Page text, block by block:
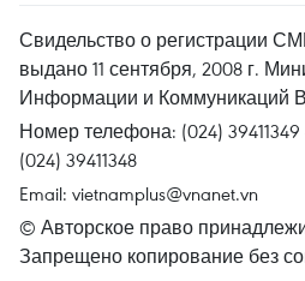
Свидельство о регистрации
выдано 11 сентября, 2008 г.
Информации и Коммуникаций
Номер телефона: (024) 39411349
(024) 39411348
Email: vietnamplus@vnanet.vn
© Авторское право
Запрещено копирование без